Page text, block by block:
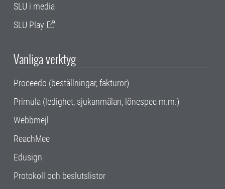
SLU i media
SLU Play
Vanliga verktyg
Proceedo (beställningar, fakturor)
Primula (ledighet, sjukanmälan, lönespec m.m.)
Webbmejl
ReachMee
Edusign
Protokoll och beslutslistor